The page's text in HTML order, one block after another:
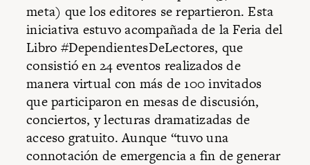
meta) que los editores se repartieron. Esta
iniciativa estuvo acompañada de la Feria del
Libro #DependientesDeLectores, que
consistió en 24 eventos realizados de
manera virtual con más de 100 invitados
que participaron en mesas de discusión,
conciertos, y lecturas dramatizadas de
acceso gratuito. Aunque “tuvo una
connotación de emergencia a fin de generar